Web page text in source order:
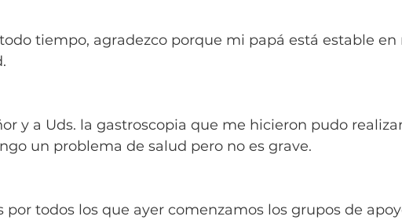
tiempo, agradezco porque mi papá está estable en
y a Uds. la gastroscopia que me hicieron pudo
un problema de salud pero no es grave.
por todos los que ayer comenzamos los grupos de